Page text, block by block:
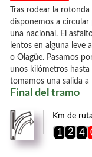
Tras rodear la
disponemos a
una nacional. El
lentos en alguna leve
o Olagüe. Pasamos
unos kilómetros
tomamos una salida
Final del tramo
Km de
1 2 4